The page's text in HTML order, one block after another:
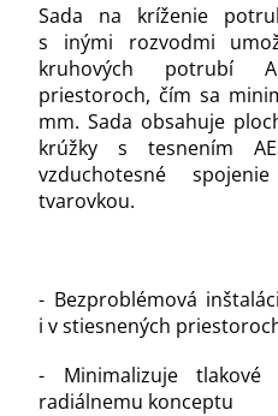
Sada na kríženie
s inými rozvodmi
kruhových potrubí
priestoroch, čím sa
mm. Sada obsahuje
krúžky s tesnením
vzduchotesné
tvarovkou.
- Bezproblémová
i v stiesnených
- Minimalizuje tlakové
radiálnemu konceptu